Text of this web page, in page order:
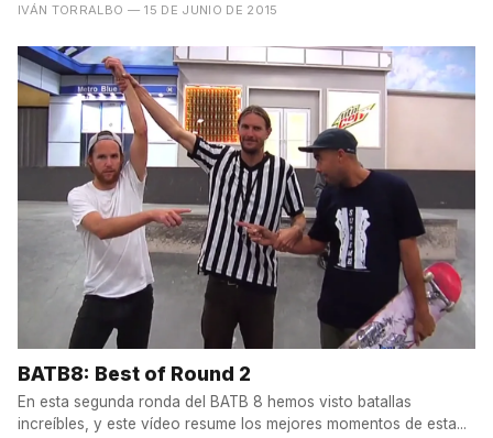
IVÁN TORRALBO — 15 DE JUNIO DE 2015
BATB8: Best of Round 2
En esta segunda ronda del BATB 8 hemos visto batallas
increíbles, y este vídeo resume los mejores momentos de esta...